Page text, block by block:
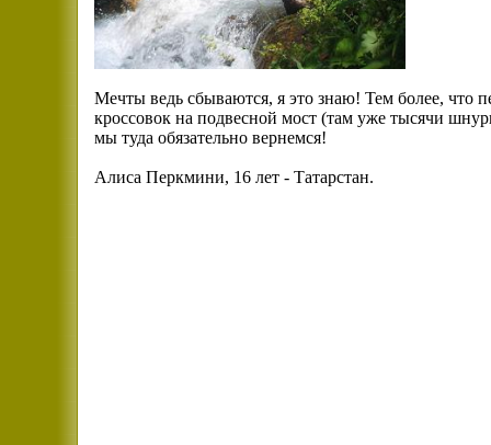
Мечты ведь сбываются, я это знаю! Тем более, что
кроссовок на подвесной мост (там уже тысячи
мы туда обязательно вернемся!
Алиса Перкмини, 16 лет - Татарстан.